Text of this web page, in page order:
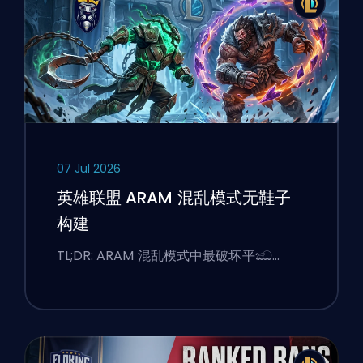
07 Jul 2026
英雄联盟 ARAM 混乱模式无鞋子
构建
TL;DR: ARAM 混乱模式中最破坏平ඣ…